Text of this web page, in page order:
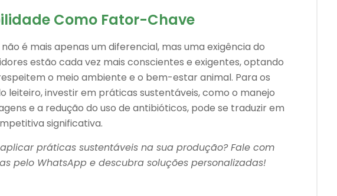
Como Fator-Chave
é mais apenas um diferencial, mas uma exigência do
estão cada vez mais conscientes e exigentes, optando
o meio ambiente e o bem-estar animal. Para os
leiteiro, investir em práticas sustentáveis, como o manejo
e a redução do uso de antibióticos, pode se traduzir em
significativa.
práticas sustentáveis na sua produção? Fale com
pelo WhatsApp e descubra soluções personalizadas!